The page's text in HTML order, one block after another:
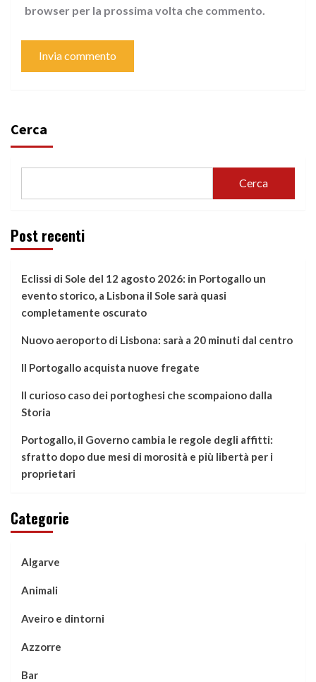
browser per la prossima volta che commento.
Cerca
Cerca
Post recenti
Eclissi di Sole del 12 agosto 2026: in Portogallo un
evento storico, a Lisbona il Sole sarà quasi
completamente oscurato
Nuovo aeroporto di Lisbona: sarà a 20 minuti dal centro
Il Portogallo acquista nuove fregate
Il curioso caso dei portoghesi che scompaiono dalla
Storia
Portogallo, il Governo cambia le regole degli affitti:
sfratto dopo due mesi di morosità e più libertà per i
proprietari
Categorie
Algarve
Animali
Aveiro e dintorni
Azzorre
Bar